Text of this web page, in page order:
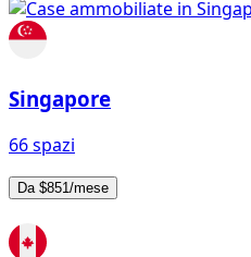
Singapore
66 spazi
Da $851/mese